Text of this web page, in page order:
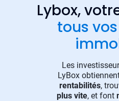
Lybox,
tous
Les
LyBox
rentabilités,
plus vite, et font